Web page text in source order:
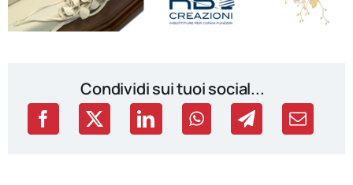
Condividi sui tuoi social...